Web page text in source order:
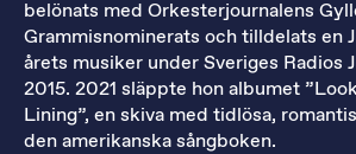
belönats med Orkesterjournalens
Grammisnominerats och tilldelats en
årets musiker under Sveriges Radios
2015. 2021 släppte hon albumet
Lining”, en skiva med tidlösa,
den amerikanska sångboken.